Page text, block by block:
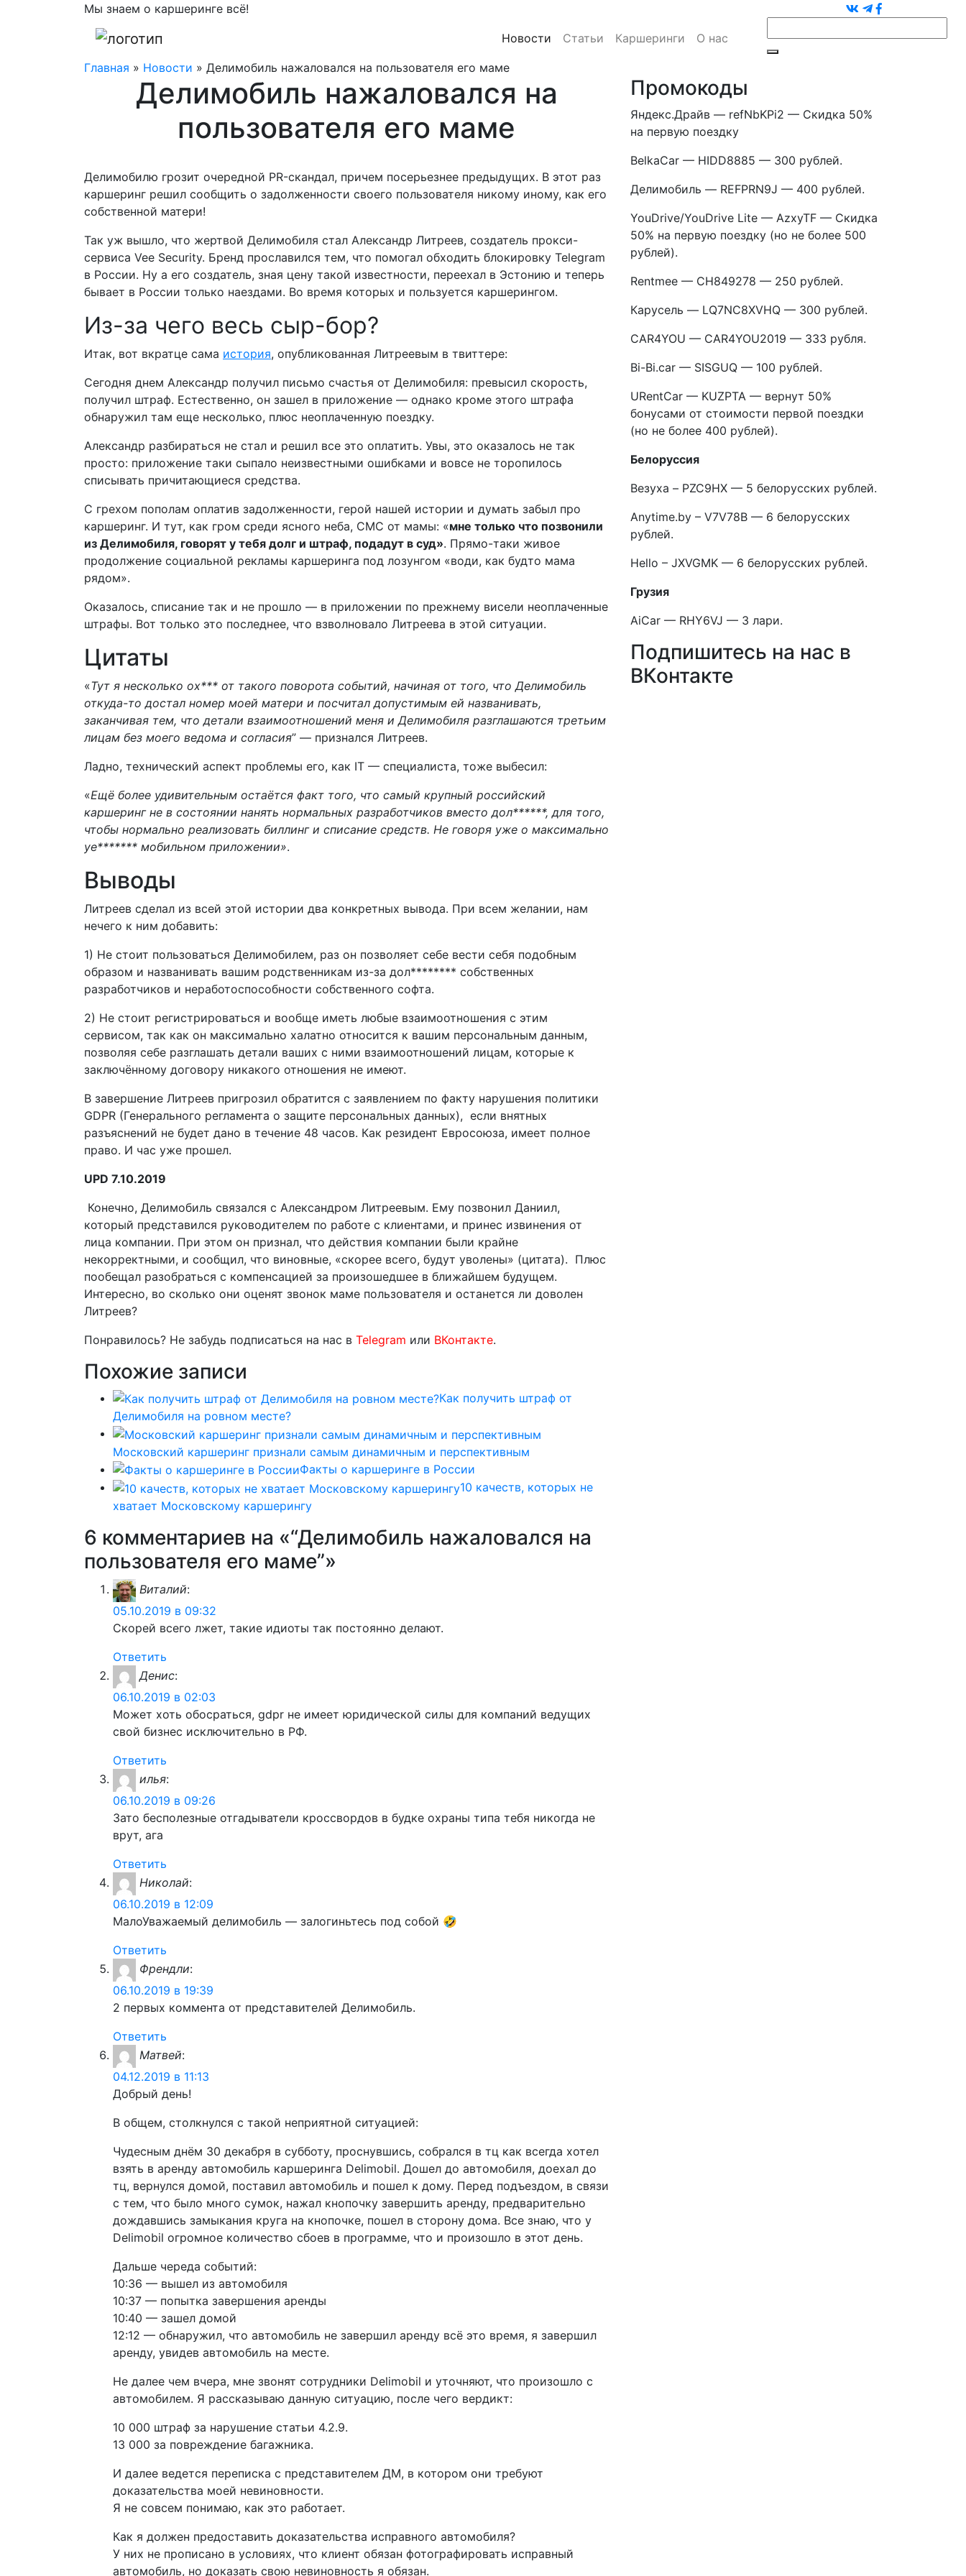
Мы знаем о каршеринге всё!
Новости Статьи Каршеринги О нас
Главная » Новости » Делимобиль нажаловался на пользователя его маме
Делимобиль нажаловался на
пользователя его маме
Делимобилю грозит очередной PR-скандал, причем посерьезнее предыдущих. В этот раз
каршеринг решил сообщить о задолженности своего пользователя никому иному, как его
собственной матери!
Так уж вышло, что жертвой Делимобиля стал Александр Литреев, создатель прокси-
сервиса Vee Security. Бренд прославился тем, что помогал обходить блокировку Telegram
в России. Ну а его создатель, зная цену такой известности, переехал в Эстонию и теперь
бывает в России только наездами. Во время которых и пользуется каршерингом.
Из-за чего весь сыр-бор?
Итак, вот вкратце сама история, опубликованная Литреевым в твиттере:
Сегодня днем Александр получил письмо счастья от Делимобиля: превысил скорость,
получил штраф. Естественно, он зашел в приложение — однако кроме этого штрафа
обнаружил там еще несколько, плюс неоплаченную поездку.
Александр разбираться не стал и решил все это оплатить. Увы, это оказалось не так
просто: приложение таки сыпало неизвестными ошибками и вовсе не торопилось
списывать причитающиеся средства.
С грехом пополам оплатив задолженности, герой нашей истории и думать забыл про
каршеринг. И тут, как гром среди ясного неба, СМС от мамы: «мне только что позвонили
из Делимобиля, говорят у тебя долг и штраф, подадут в суд». Прямо-таки живое
продолжение социальной рекламы каршеринга под лозунгом «води, как будто мама
рядом».
Оказалось, списание так и не прошло — в приложении по прежнему висели неоплаченные
штрафы. Вот только это последнее, что взволновало Литреева в этой ситуации.
Цитаты
«Тут я несколько ох*** от такого поворота событий, начиная от того, что Делимобиль
откуда-то достал номер моей матери и посчитал допустимым ей названивать,
заканчивая тем, что детали взаимоотношений меня и Делимобиля разглашаются третьим
лицам без моего ведома и согласия” — признался Литреев.
Ладно, технический аспект проблемы его, как IT — специалиста, тоже выбесил:
«Ещё более удивительным остаётся факт того, что самый крупный российский
каршеринг не в состоянии нанять нормальных разработчиков вместо дол******, для того,
чтобы нормально реализовать биллинг и списание средств. Не говоря уже о максимально
уе******* мобильном приложении».
Выводы
Литреев сделал из всей этой истории два конкретных вывода. При всем желании, нам
нечего к ним добавить:
1) Не стоит пользоваться Делимобилем, раз он позволяет себе вести себя подобным
образом и названивать вашим родственникам из-за дол******** собственных
разработчиков и неработоспособности собственного софта.
2) Не стоит регистрироваться и вообще иметь любые взаимоотношения с этим
сервисом, так как он максимально халатно относится к вашим персональным данным,
позволяя себе разглашать детали ваших с ними взаимоотношений лицам, которые к
заключённому договору никакого отношения не имеют.
В завершение Литреев пригрозил обратится с заявлением по факту нарушения политики
GDPR (Генерального регламента о защите персональных данных), если внятных
разъяснений не будет дано в течение 48 часов. Как резидент Евросоюза, имеет полное
право. И час уже прошел.
UPD 7.10.2019
Конечно, Делимобиль связался с Александром Литреевым. Ему позвонил Даниил,
который представился руководителем по работе с клиентами, и принес извинения от
лица компании. При этом он признал, что действия компании были крайне
некорректными, и сообщил, что виновные, «скорее всего, будут уволены» (цитата). Плюс
пообещал разобраться с компенсацией за произошедшее в ближайшем будущем.
Интересно, во сколько они оценят звонок маме пользователя и останется ли доволен
Литреев?
Понравилось? Не забудь подписаться на нас в Telegram или ВКонтакте.
Похожие записи
Как получить штраф от
Делимобиля на ровном месте?
Московский каршеринг признали самым динамичным и перспективным
Факты о каршеринге в России
10 качеств, которых не
хватает Московскому каршерингу
6 комментариев на «“Делимобиль нажаловался на
пользователя его маме”»
Виталий:
05.10.2019 в 09:32
Скорей всего лжет, такие идиоты так постоянно делают.
Ответить
Денис:
06.10.2019 в 02:03
Может хоть обосраться, gdpr не имеет юридической силы для компаний ведущих
свой бизнес исключительно в РФ.
Ответить
илья:
06.10.2019 в 09:26
Зато бесполезные отгадыватели кроссвордов в будке охраны типа тебя никогда не
врут, ага
Ответить
Николай:
06.10.2019 в 12:09
МалоУважаемый делимобиль — залогиньтесь под собой 🤣
Ответить
Френдли:
06.10.2019 в 19:39
2 первых коммента от представителей Делимобиль.
Ответить
Матвей:
04.12.2019 в 11:13
Добрый день!
В общем, столкнулся с такой неприятной ситуацией:
Чудесным днём 30 декабря в субботу, проснувшись, собрался в тц как всегда хотел
взять в аренду автомобиль каршеринга Delimobil. Дошел до автомобиля, доехал до
тц, вернулся домой, поставил автомобиль и пошел к дому. Перед подъездом, в связи
с тем, что было много сумок, нажал кнопочку завершить аренду, предварительно
дождавшись замыкания круга на кнопочке, пошел в сторону дома. Все знаю, что у
Delimobil огромное количество сбоев в программе, что и произошло в этот день.
Дальше череда событий:
10:36 — вышел из автомобиля
10:37 — попытка завершения аренды
10:40 — зашел домой
12:12 — обнаружил, что автомобиль не завершил аренду всё это время, я завершил
аренду, увидев автомобиль на месте.
Не далее чем вчера, мне звонят сотрудники Delimobil и уточняют, что произошло с
автомобилем. Я рассказываю данную ситуацию, после чего вердикт:
10 000 штраф за нарушение статьи 4.2.9.
13 000 за повреждение багажника.
И далее ведется переписка с представителем ДМ, в котором они требуют
доказательства моей невиновности.
Я не совсем понимаю, как это работает.
Как я должен предоставить доказательства исправного автомобиля?
У них не прописано в условиях, что клиент обязан фотографировать исправный
автомобиль, но доказать свою невиновность я обязан.
Промокоды
Яндекс.Драйв — refNbKPi2 — Скидка 50%
на первую поездку
BelkaCar — HIDD8885 — 300 рублей.
Делимобиль — REFPRN9J — 400 рублей.
YouDrive/YouDrive Lite — AzxyTF — Скидка
50% на первую поездку (но не более 500
рублей).
Rentmee — CH849278 — 250 рублей.
Карусель — LQ7NC8XVHQ — 300 рублей.
CAR4YOU — CAR4YOU2019 — 333 рубля.
Bi-Bi.car — SISGUQ — 100 рублей.
URentCar — KUZPTA — вернут 50%
бонусами от стоимости первой поездки
(но не более 400 рублей).
Белоруссия
Везуха – PZC9HX — 5 белорусских рублей.
Anytime.by – V7V78B — 6 белорусских
рублей.
Hello – JXVGMK — 6 белорусских рублей.
Грузия
AiCar — RHY6VJ — 3 лари.
Подпишитесь на нас в
ВКонтакте